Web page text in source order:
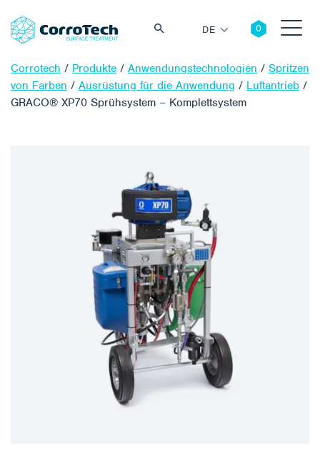
DE
Corrotech / Produkte / Anwendungstechnologien / Spritzen
von Farben / Ausrüstung für die Anwendung / Luftantrieb /
GRACO® XP70 Sprühsystem – Komplettsystem